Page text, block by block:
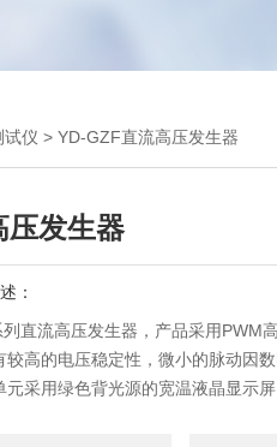
试仪 > YD-GZF直流高压发生器
压发生器
：
直流高压发生器，产品采用PWM
较高的电压稳定性，微小的脉动因
元采用绿色背光源的宽温液晶显示